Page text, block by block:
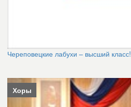
Череповецкие лабухи – высший класс!
Хоры